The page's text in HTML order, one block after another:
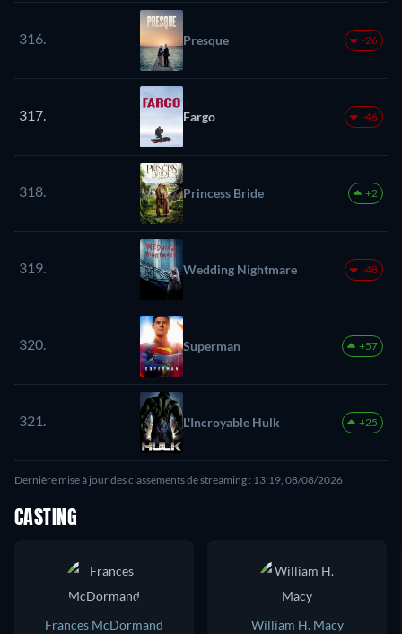
316. Presque -26
317. Fargo -46
318. Princess Bride +2
319. Wedding Nightmare -48
320. Superman +57
321. L'Incroyable Hulk +25
Dernière mise à jour des classements de streaming : 13:19, 08/08/2026
CASTING
Frances McDormand
William H. Macy